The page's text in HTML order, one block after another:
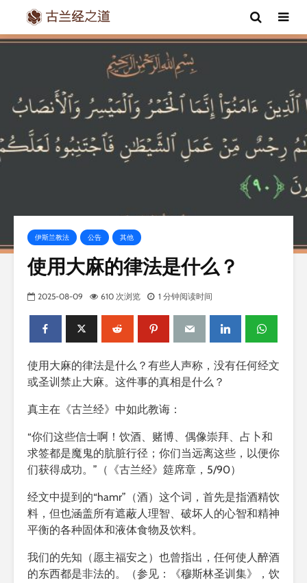
伊斯兰教法 公告 其他
使用大麻的律法是什么？
2025-08-09 610 次浏览 1 分钟阅读时间
使用大麻的律法是什么？有些人声称，没有任何经文
或圣训禁止大麻。这件事的真相是什么？
真主在《古兰经》中如此教诲：
“你们这些信士啊！饮酒、赌博、偶像崇拜、占卜和
求签都是魔鬼的肮脏行径；你们当远离这些，以便你
们获得成功。”（《古兰经》筵席章，5/90）
经文中提到的“hamr”（酒）这个词，首先是指酒精饮
料，但也涵盖所有遮蔽人理智、破坏人的心智和精神
平衡的各种固体和液体食物及饮料。
我们的先知（愿主福安之）也曾指出，任何使人醉酒
的东西都是非法的。（参见：《穆斯林圣训集》，饮